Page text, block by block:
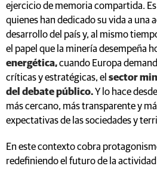
ejercicio de memoria compartida.
quienes han dedicado su vida a una
desarrollo del país y, al mismo
el papel que la minería desempeña
energética,cuando Europa
críticas y estratégicas, el sector
del debate público.Y lo hace
más cercano, más transparente y
expectativas de las sociedades y
En este contexto cobra
redefiniendo el futuro de la